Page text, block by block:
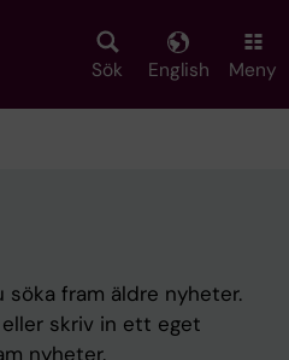
Sök English Meny
söka fram äldre nyheter.
skriv in ett eget
nyheter.